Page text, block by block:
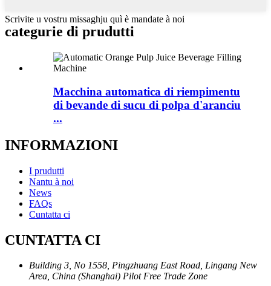
Scrivite u vostru missaghju quì è mandate à noi
categurie di prudutti
Macchina automatica di riempimentu
di bevande di sucu di polpa d'aranciu
...
INFORMAZIONI
I prudutti
Nantu à noi
News
FAQs
Cuntatta ci
CUNTATTA CI
Building 3, No 1558, Pingzhuang East Road, Lingang New
Area, China (Shanghai) Pilot Free Trade Zone